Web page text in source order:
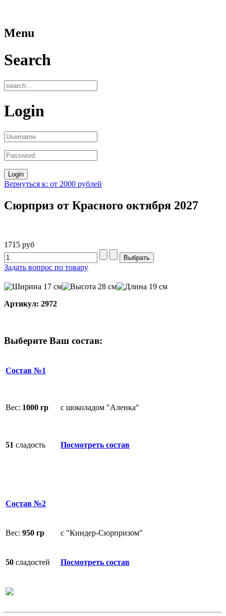
Menu
Search
Login
Вернуться к: от 2000 рублей
Сюрприз от Красного октября 2027
1715 руб
Задать вопрос по товару
17 см 28 см
19 см
Артикул: 2972
Выберите Ваш состав:
Состав №1
Вес: 1000 гр с шоколадом "Аленка"
51 сладость Посмотреть состав
Состав №2
Вес: 950 гр с "Киндер-Сюрпризом"
50 сладостей Посмотреть состав